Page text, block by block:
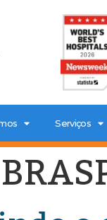
Serviços